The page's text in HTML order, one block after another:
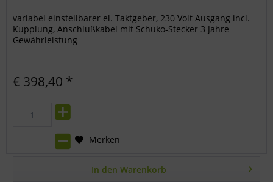
variabel einstellbarer el. Taktgeber, 230 Volt Ausgang incl.
Kupplung, Anschlußkabel mit Schuko-Stecker 3 Jahre
Gewährleistung
€ 398,40 *
In den Warenkorb
Merken